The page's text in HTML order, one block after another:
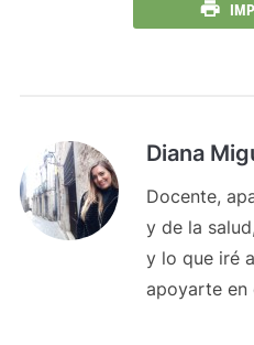
Diana
Docente,
y de la
y lo que iré
apoyarte en